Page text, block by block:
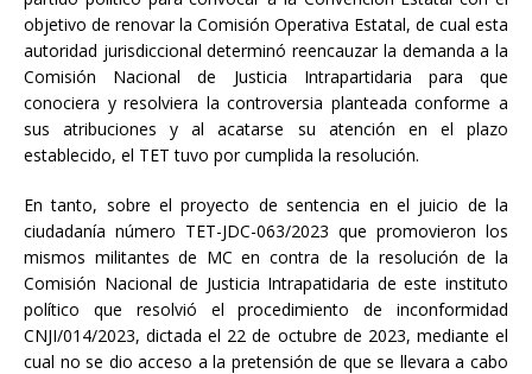
objetivo de renovar la Comisión Operativa Estatal, de cual esta
autoridad jurisdiccional determinó reencauzar la demanda a la
Comisión Nacional de Justicia Intrapartidaria para que
conociera y resolviera la controversia planteada conforme a
sus atribuciones y al acatarse su atención en el plazo
establecido, el TET tuvo por cumplida la resolución.
En tanto, sobre el proyecto de sentencia en el juicio de la
ciudadanía número TET-JDC-063/2023 que promovieron los
mismos militantes de MC en contra de la resolución de la
Comisión Nacional de Justicia Intrapatidaria de este instituto
político que resolvió el procedimiento de inconformidad
CNJI/014/2023, dictada el 22 de octubre de 2023, mediante el
cual no se dio acceso a la pretensión de que se llevara a cabo